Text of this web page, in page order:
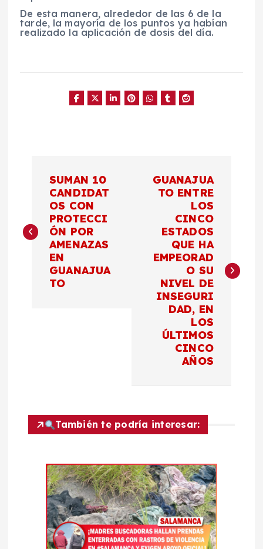
De esta manera, alrededor de las 6 de la
tarde, la mayoría de los puntos ya habían
realizado la aplicación de dosis del día.
v
n
SUMAN 10
CANDIDAT
OS CON
PROTECCI
ÓN POR
AMENAZAS
EN
GUANAJUA
TO
GUANAJUA
TO ENTRE
LOS
CINCO
ESTADOS
QUE HA
EMPEORAD
O SU
NIVEL DE
INSEGURI
DAD, EN
LOS
ÚLTIMOS
CINCO
AÑOS
También te podría interesar: